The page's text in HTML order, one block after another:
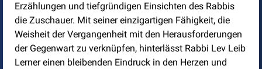
Erzählungen und tiefgründigen Einsichten des Rabbis
die Zuschauer. Mit seiner einzigartigen Fähigkeit, die
Weisheit der Vergangenheit mit den Herausforderungen
der Gegenwart zu verknüpfen, hinterlässt Rabbi Lev Leib
Lerner einen bleibenden Eindruck in den Herzen und